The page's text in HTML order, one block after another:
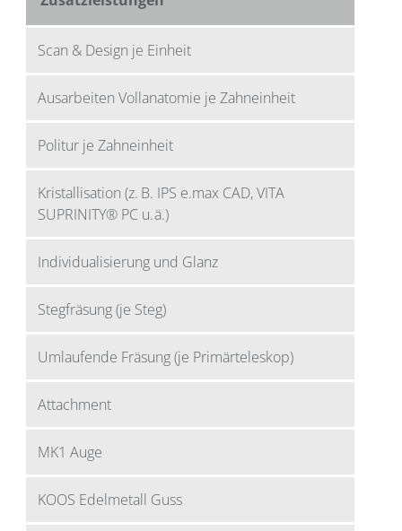
Scan & Design je Einheit
Ausarbeiten Vollanatomie je Zahneinheit
Politur je Zahneinheit
Kristallisation (z. B. IPS e.max CAD, VITA
SUPRINITY® PC u. ä.)
Individualisierung und Glanz
Stegfräsung (je Steg)
Umlaufende Fräsung (je Primärteleskop)
Attachment
MK1 Auge
KOOS Edelmetall Guss